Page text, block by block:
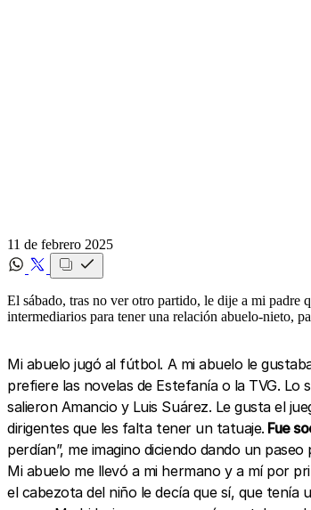
11 de febrero 2025
El sábado, tras no ver otro partido, le dije a mi padre
intermediarios para tener una relación abuelo-nieto,
Mi abuelo jugó al fútbol. A mi abuelo le
prefiere las novelas de Estefanía o la TVG. Lo
salieron Amancio y Luis Suárez. Le gusta el
dirigentes que les falta tener un tatuaje. Fue
perdían”, me imagino diciendo dando un
Mi abuelo me llevó a mi hermano y a mí por
el cabezota del niño le decía que sí, que tenía